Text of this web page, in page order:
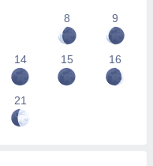
8
9
14 15 16
21